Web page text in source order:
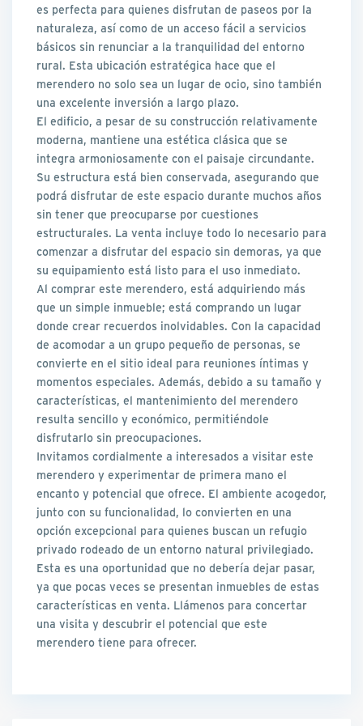
es perfecta para quienes disfrutan de paseos por la
naturaleza, así como de un acceso fácil a servicios
básicos sin renunciar a la tranquilidad del entorno
rural. Esta ubicación estratégica hace que el
merendero no solo sea un lugar de ocio, sino también
una excelente inversión a largo plazo.
El edificio, a pesar de su construcción relativamente
moderna, mantiene una estética clásica que se
integra armoniosamente con el paisaje circundante.
Su estructura está bien conservada, asegurando que
podrá disfrutar de este espacio durante muchos años
sin tener que preocuparse por cuestiones
estructurales. La venta incluye todo lo necesario para
comenzar a disfrutar del espacio sin demoras, ya que
su equipamiento está listo para el uso inmediato.
Al comprar este merendero, está adquiriendo más
que un simple inmueble; está comprando un lugar
donde crear recuerdos inolvidables. Con la capacidad
de acomodar a un grupo pequeño de personas, se
convierte en el sitio ideal para reuniones íntimas y
momentos especiales. Además, debido a su tamaño y
características, el mantenimiento del merendero
resulta sencillo y económico, permitiéndole
disfrutarlo sin preocupaciones.
Invitamos cordialmente a interesados a visitar este
merendero y experimentar de primera mano el
encanto y potencial que ofrece. El ambiente acogedor,
junto con su funcionalidad, lo convierten en una
opción excepcional para quienes buscan un refugio
privado rodeado de un entorno natural privilegiado.
Esta es una oportunidad que no debería dejar pasar,
ya que pocas veces se presentan inmuebles de estas
características en venta. Llámenos para concertar
una visita y descubrir el potencial que este
merendero tiene para ofrecer.